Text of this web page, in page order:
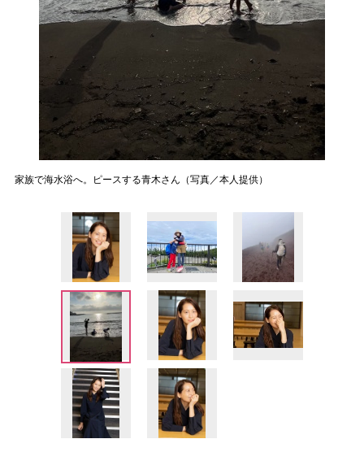
家族で海水浴へ。ピースする青木さん（写真／本人提供）